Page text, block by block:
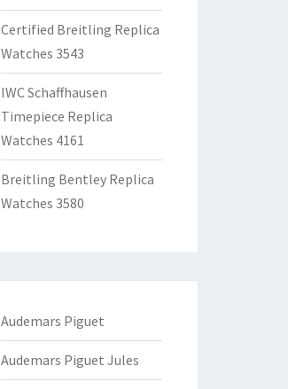
Certified Breitling Replica
Watches 3543
IWC Schaffhausen
Timepiece Replica
Watches 4161
Breitling Bentley Replica
Watches 3580
Audemars Piguet
Audemars Piguet Jules